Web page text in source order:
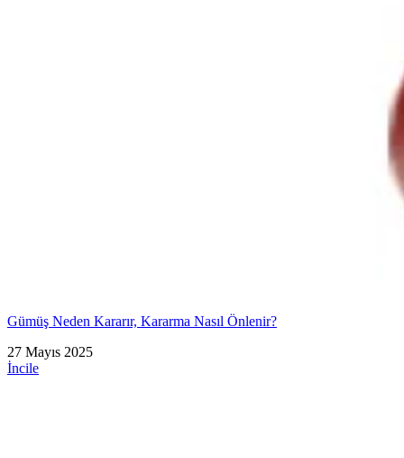
Gümüş Neden Kararır, Kararma Nasıl Önlenir?
27 Mayıs 2025
İncile